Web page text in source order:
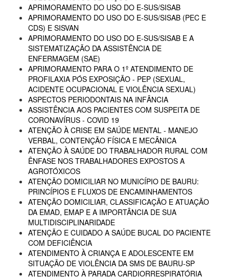
APRIMORAMENTO DO USO DO E-SUS/SISAB
APRIMORAMENTO DO USO DO E-SUS/SISAB (PEC E
CDS) E SISVAN
APRIMORAMENTO DO USO DO E-SUS/SISAB E A
SISTEMATIZAÇÃO DA ASSISTÊNCIA DE
ENFERMAGEM (SAE)
APRIMORAMENTO PARA O 1º ATENDIMENTO DE
PROFILAXIA PÓS EXPOSIÇÃO - PEP (SEXUAL,
ACIDENTE OCUPACIONAL E VIOLÊNCIA SEXUAL)
ASPECTOS PERIODONTAIS NA INFÂNCIA
ASSISTÊNCIA AOS PACIENTES COM SUSPEITA DE
CORONAVÍRUS - COVID 19
ATENÇÃO À CRISE EM SAÚDE MENTAL - MANEJO
VERBAL, CONTENÇÃO FÍSICA E MECÂNICA
ATENÇÃO À SAÚDE DO TRABALHADOR RURAL COM
ÊNFASE NOS TRABALHADORES EXPOSTOS A
AGROTÓXICOS
ATENÇÃO DOMICILIAR NO MUNICÍPIO DE BAURU:
PRINCÍPIOS E FLUXOS DE ENCAMINHAMENTOS
ATENÇÃO DOMICILIAR, CLASSIFICAÇÃO E ATUAÇÃO
DA EMAD, EMAP E A IMPORTÂNCIA DE SUA
MULTIDISCIPLINARIDADE
ATENÇÃO E CUIDADO A SAÚDE BUCAL DO PACIENTE
COM DEFICIÊNCIA
ATENDIMENTO À CRIANÇA E ADOLESCENTE EM
SITUAÇÃO DE VIOLÊNCIA DA SMS DE BAURU-SP
ATENDIMENTO À PARADA CARDIORRESPIRATÓRIA